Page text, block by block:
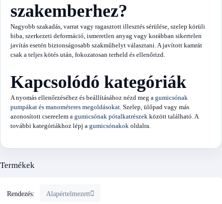
szakemberhez?
Nagyobb szakadás, varrat vagy ragasztott illesztés sérülése, szelep körüli
hiba, szerkezeti deformáció, ismeretlen anyag vagy korábban sikertelen
javítás esetén biztonságosabb szakműhelyt választani. A javított kamrát
csak a teljes kötés után, fokozatosan terheld és ellenőrizd.
Kapcsolódó kategóriák
A nyomás ellenőrzéséhez és beállításához nézd meg a gumicsónak
pumpákat és manométeres megoldásokat. Szelep, ülőpad vagy más
azonosított csereelem a gumicsónak pótalkatrészek között található. A
további kategóriákhoz lépj a gumicsónakok oldalra.
Termékek
Rendezés: Alapértelmezett